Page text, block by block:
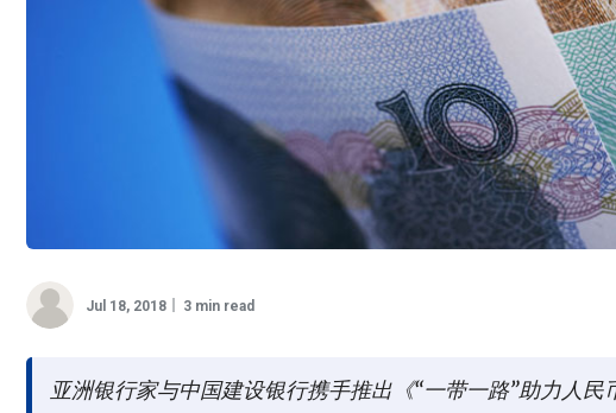
Jul 18, 2018 3 min read
亚洲银行家与中国建设银行携手推出《“一带一路”助力人